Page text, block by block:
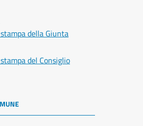
della Giunta
del Consiglio